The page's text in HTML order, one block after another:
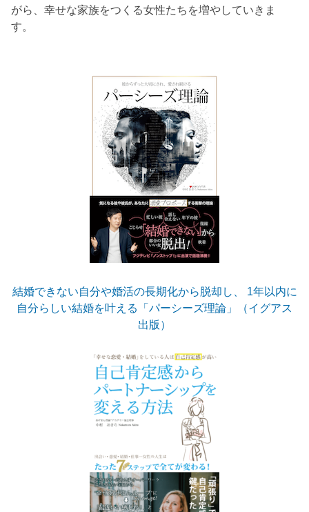
がら、幸せな家族をつくる女性たちを増やしていきま
す。
結婚できない自分や婚活の長期化から脱却し、 1年以内に
自分らしい結婚を叶える「パーシーズ理論」（イグアス
出版）